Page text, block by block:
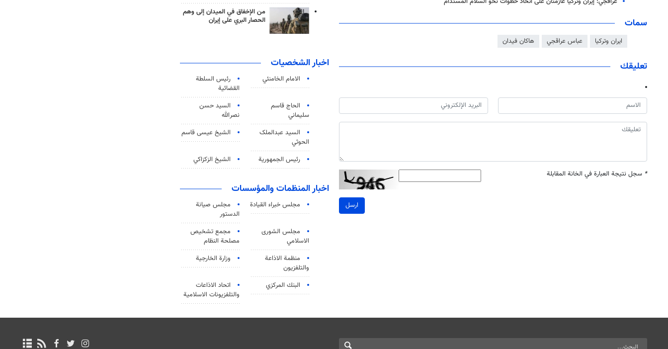
سمات
ايران وتركيا عباس عراقجي هاكان فيدان
تعليقك
* سجل نتيجة العبارة في الخانة المقابلة
ارسل
من الإخفاق في الميدان إلى وهم
الحصار البري على إيران
اخبار الشخصيات
الامام الخامنئي
رئیس السلطة
القضائیة
الحاج قاسم
سليماني
السيد حسن
نصرالله
السید عبدالملک
الحوثي
الشيخ عيسى قاسم
رئيس الجمهورية الشيخ الزكزاكي
اخبار المنظمات والمؤسسات
مجلس خبراء القيادة
مجلس صيانة
الدستور
مجلس الشورى
الاسلامي
مجمع تشخيص
مصلحة النظام
منظمة الاذاعة
والتلفزیون
وزارة الخارجية
البنك المركزي
اتحاد الاذاعات
والتلفزيونات الاسلامية